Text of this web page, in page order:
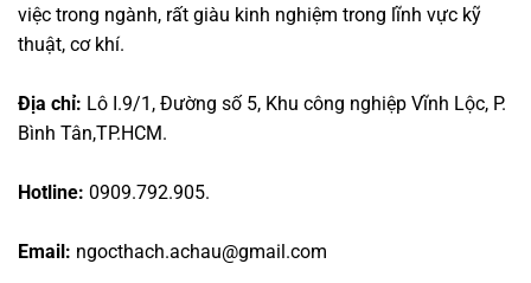
việc trong ngành, rất giàu kinh nghiệm trong lĩnh vực kỹ
thuật, cơ khí.
Địa chỉ: Lô I.9/1, Đường số 5, Khu công nghiệp Vĩnh Lộc, P.
Bình Tân,TP.HCM.
Hotline: 0909.792.905.
Email: ngocthach.achau@gmail.com